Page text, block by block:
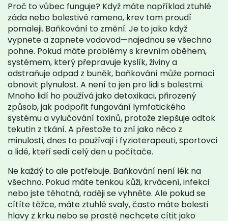
Proč to vůbec funguje? Když máte například ztuhlé
záda nebo bolestivé rameno, krev tam proudí
pomaleji. Baňkování to změní. Je to jako když
vypnete a zapnete vodovod—najednou se všechno
pohne. Pokud máte problémy s krevním oběhem,
systémem, který přepravuje kyslík, živiny a
odstraňuje odpad z buněk, baňkování může pomoci
obnovit plynulost. A není to jen pro lidi s bolestmi.
Mnoho lidí ho používá jakodetoxikaci, přirozený
způsob, jak podpořit fungování lymfatického
systému a vylučování toxinů, protože zlepšuje odtok
tekutin z tkání. A přestože to zní jako něco z
minulosti, dnes to používají i fyzioterapeuti, sportovci
a lidé, kteří sedí celý den u počítače.
Ne každý to ale potřebuje. Baňkování není lék na
všechno. Pokud máte tenkou kůži, krvácení, infekci
nebo jste těhotná, raději se vyhněte. Ale pokud se
cítíte těžce, máte ztuhlé svaly, často máte bolesti
hlavy z krku nebo se prostě nechcete cítit jako